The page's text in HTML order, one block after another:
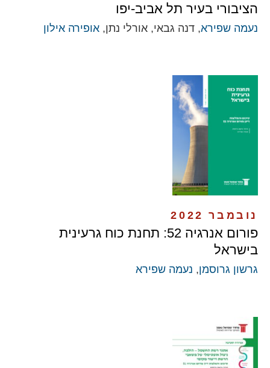
הציבורי בעיר תל אביב-יפו
נעמה שפירא, דנה גבאי, אורלי נתן, אופירה אילון
נובמבר 2022
פורום אנרגיה 52: תחנת כוח גרעינית
בישראל
גרשון גרוסמן, נעמה שפירא